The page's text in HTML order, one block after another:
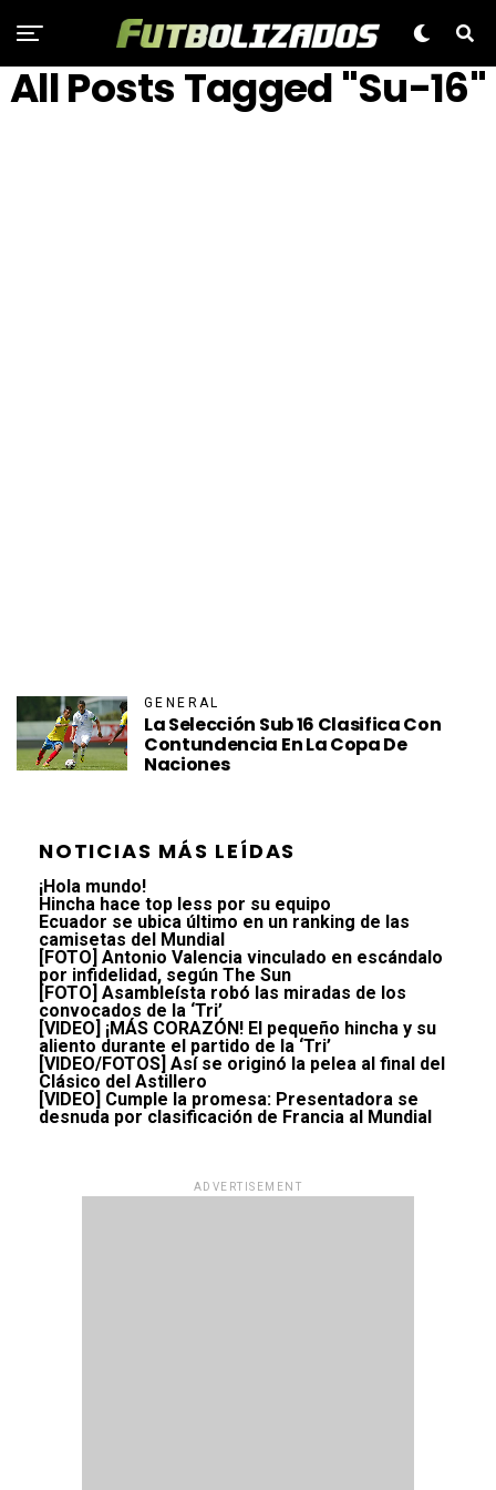
All Posts Tagged "Su-16"
GENERAL
La Selección Sub 16 Clasifica Con
Contundencia En La Copa De
Naciones
NOTICIAS MÁS LEÍDAS
¡Hola mundo!
Hincha hace top less por su equipo
Ecuador se ubica último en un ranking de las
camisetas del Mundial
[FOTO] Antonio Valencia vinculado en escándalo
por infidelidad, según The Sun
[FOTO] Asambleísta robó las miradas de los
convocados de la ‘Tri’
[VIDEO] ¡MÁS CORAZÓN! El pequeño hincha y su
aliento durante el partido de la ‘Tri’
[VIDEO/FOTOS] Así se originó la pelea al final del
Clásico del Astillero
[VIDEO] Cumple la promesa: Presentadora se
desnuda por clasificación de Francia al Mundial
ADVERTISEMENT